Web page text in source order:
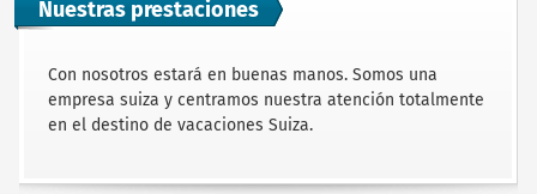
Nuestras prestaciones
Con nosotros estará en buenas manos. Somos una
empresa suiza y centramos nuestra atención totalmente
en el destino de vacaciones Suiza.